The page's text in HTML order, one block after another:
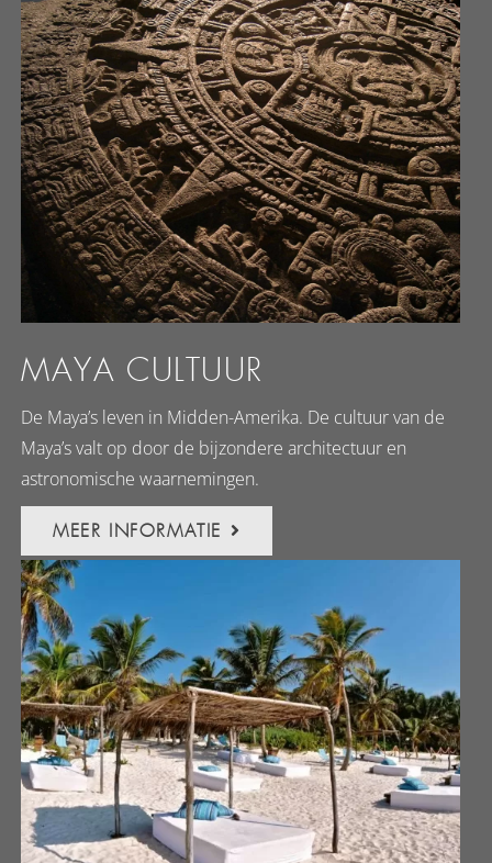
MAYA CULTUUR
De Maya’s leven in Midden-Amerika. De cultuur van de
Maya’s valt op door de bijzondere architectuur en
astronomische waarnemingen.
MEER INFORMATIE